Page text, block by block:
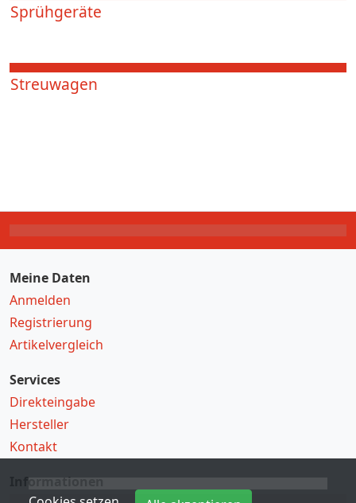
Sprühgeräte
Streuwagen
Meine Daten
Anmelden
Registrierung
Artikelvergleich
Services
Direkteingabe
Hersteller
Kontakt
Informationen